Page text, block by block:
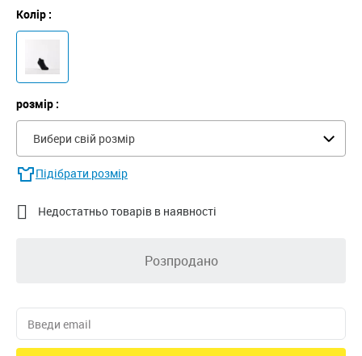
Колір :
розмір :
Вибери свій розмір
Підібрати розмір
 Недостатньо товарів в наявності
Розпродано